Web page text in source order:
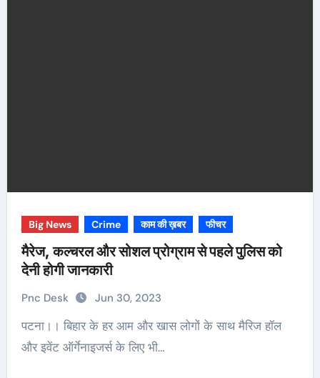
Big News Crime काम की ख़बर फीचर
मैरेज, कल्चरल और सोशल प्रोग्राम से पहले पुलिस को
देनी होगी जानकारी
Pnc Desk Jun 30, 2023
पटना।। बिहार के हर आम और खास लोगों के साथ मैरिज हॉल
और इवेंट ऑर्गेनाइजर्स के लिए भी…